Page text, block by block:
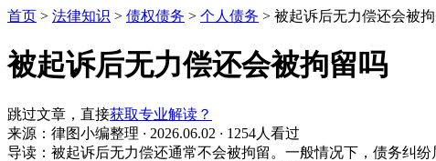
首页 > 法律知识 > 债权债务 > 个人债务 > 被起诉后无力偿还会被
被起诉后无力偿还会被拘留吗
跳过文章，直接获取专业解读？
来源：律图小编整理 · 2026.06.02 · 1254人看过
导读：被起诉后无力偿还通常不会被拘留。一般情况下，债务纠